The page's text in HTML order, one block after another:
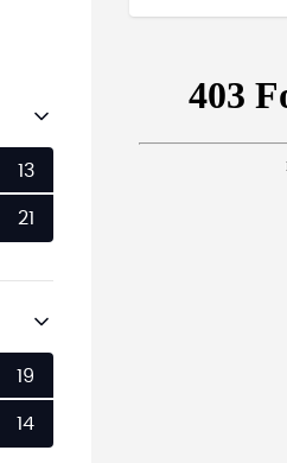
13
21
19
14